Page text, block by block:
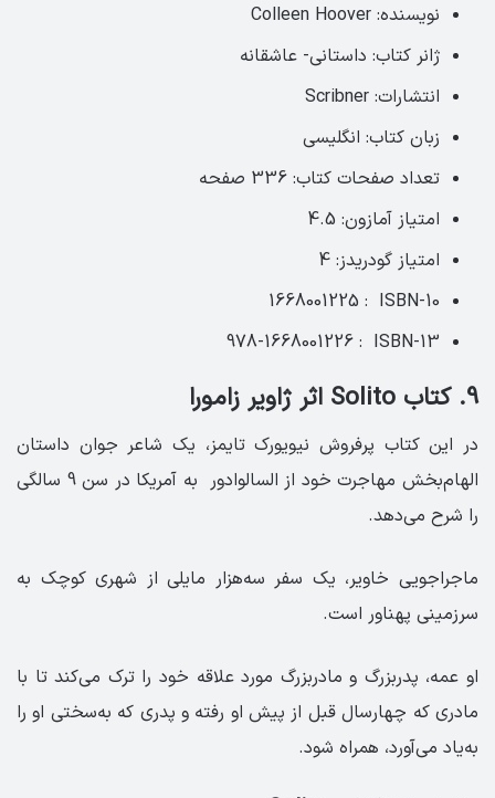
نویسنده: Colleen Hoover
ژانر کتاب: داستانی- عاشقانه
انتشارات: Scribner
زبان کتاب: انگلیسی‏
تعداد صفحات کتاب: 336 صفحه ‏
امتیاز آمازون: 4.5‏
امتیاز گودریدز: 4
ISBN-10 ‏ : ‎ 1668001225
ISBN-13 ‏ : ‎ 978-1668001226
9. کتاب Solito اثر ژاویر زامورا
در این کتاب پرفروش نیویورک تایمز، یک شاعر جوان داستان
الهام‌بخش مهاجرت خود از السالوادور به آمریکا در سن 9 سالگی
را شرح می‌دهد.
ماجراجویی خاویر، یک سفر سه‌هزار مایلی از شهری کوچک به
سرزمینی پهناور است.
او عمه، پدربزرگ و مادربزرگ مورد علاقه خود را ترک می‌کند تا با
مادری که چهارسال قبل از پیش او رفته و پدری که به‌سختی او را
به‌یاد می‌آورد، همراه شود.